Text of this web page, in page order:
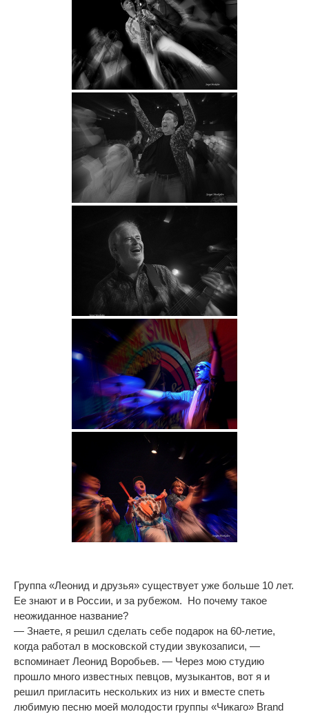
Группа «Леонид и друзья» существует уже больше 10 лет.
Ее знают и в России, и за рубежом. Но почему такое
неожиданное название?
— Знаете, я решил сделать себе подарок на 60-летие,
когда работал в московской студии звукозаписи, —
вспоминает Леонид Воробьев. — Через мою студию
прошло много известных певцов, музыкантов, вот я и
решил пригласить нескольких из них и вместе спеть
любимую песню моей молодости группы «Чикаго» Brand